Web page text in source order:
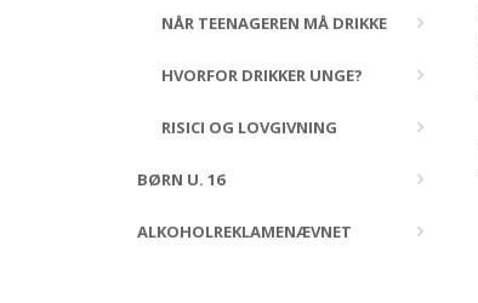
NÅR TEENAGEREN MÅ DRIKKE
HVORFOR DRIKKER UNGE?
RISICI OG LOVGIVNING
BØRN U. 16
ALKOHOLREKLAMENÆVNET